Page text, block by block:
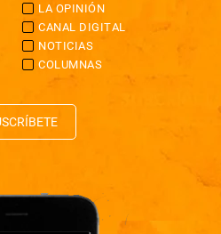
LA OPINIÓN
CANAL DIGITAL
NOTICIAS
COLUMNAS